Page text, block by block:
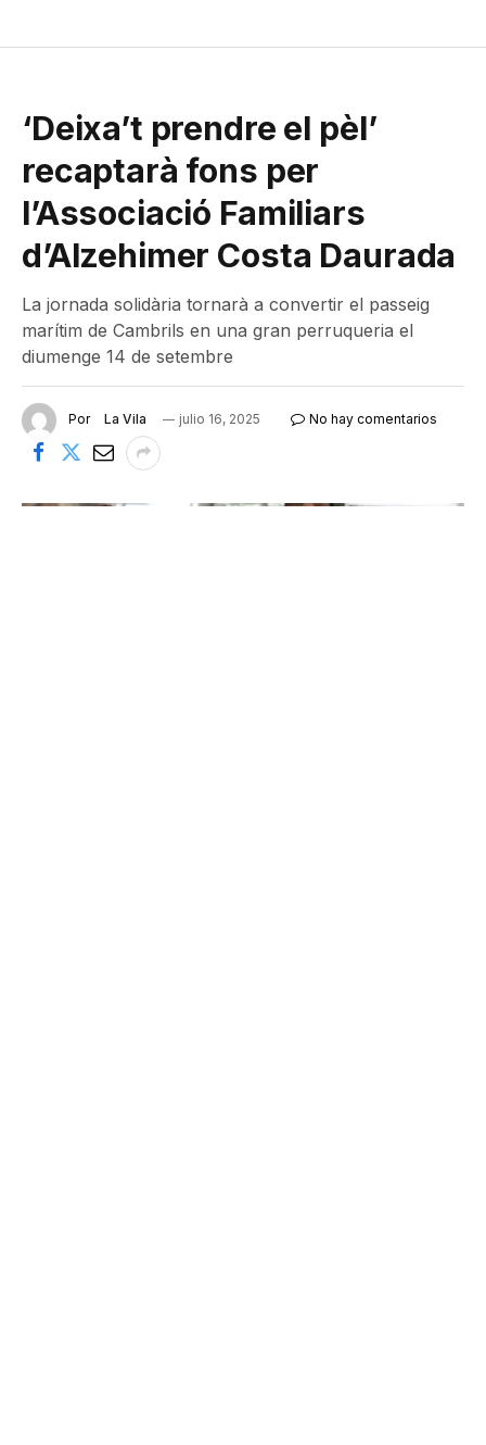
‘Deixa’t prendre el pèl’
recaptarà fons per
l’Associació Familiars
d’Alzehimer Costa Daurada
La jornada solidària tornarà a convertir el passeig
marítim de Cambrils en una gran perruqueria el
diumenge 14 de setembre
Por La Vila julio 16, 2025 No hay comentarios